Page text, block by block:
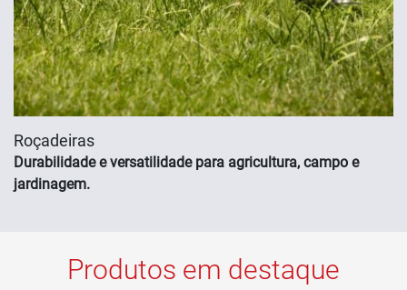
Roçadeiras
Durabilidade e versatilidade para agricultura, campo e
jardinagem.
Produtos em destaque